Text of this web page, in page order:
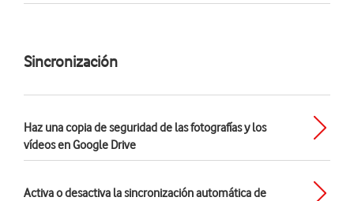
Sincronización
Haz una copia de seguridad de las fotografías y los
vídeos en Google Drive
Activa o desactiva la sincronización automática de